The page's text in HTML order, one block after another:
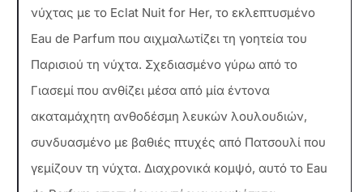
νύχτας με το Eclat Nuit for Her, το εκλεπτυσμένο
Eau de Parfum που αιχμαλωτίζει τη γοητεία του
Παρισιού τη νύχτα. Σχεδιασμένο γύρω από το
Γιασεμί που ανθίζει μέσα από μία έντονα
ακαταμάχητη ανθοδέσμη λευκών λουλουδιών,
συνδυασμένο με βαθιές πτυχές από Πατσουλί που
γεμίζουν τη νύχτα. Διαχρονικά κομψό, αυτό το Eau